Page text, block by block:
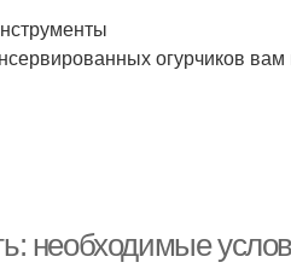
огурчиков
необходимые